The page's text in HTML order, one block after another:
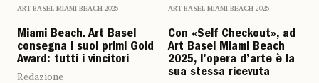
ART BASEL MIAMI BEACH 2025
Miami Beach. Art Basel
consegna i suoi primi Gold
Award: tutti i vincitori
Redazione
ART BASEL MIAMI BEACH 2025
Con «Self Checkout», ad
Art Basel Miami Beach
2025, l’opera d’arte è la
sua stessa ricevuta